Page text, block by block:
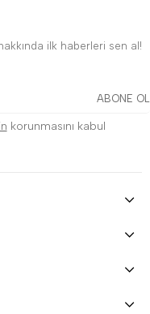
ilk haberleri sen al!
ABONE OL
korunmasını kabul